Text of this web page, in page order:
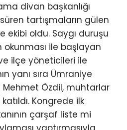
divan başkanlığı
tartışmaların gülen
ekibi oldu. Saygı duruşu
okunması ile başlayan
ilçe yöneticileri ile
yanı sıra Ümraniye
Mehmet Özdil, muhtarlar
Kongrede ilk
çarşaf liste mi